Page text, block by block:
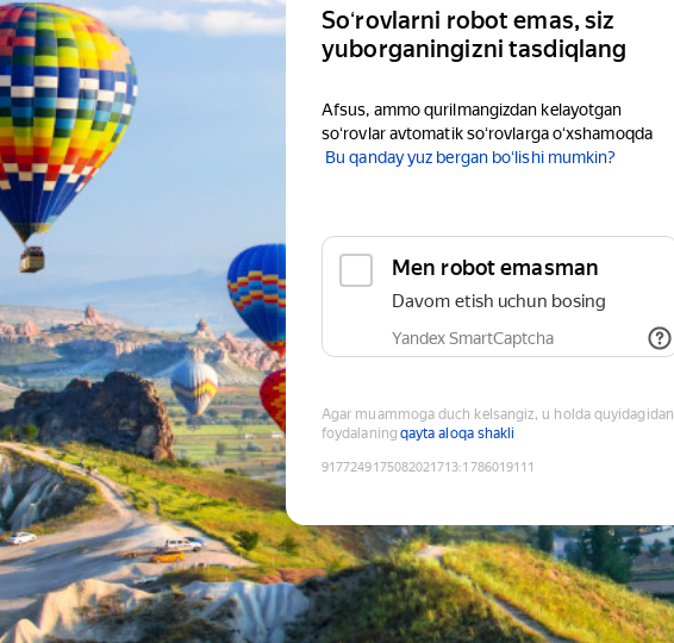
Soʻrovlarni robot emas, siz
yuborganingizni tasdiqlang
Afsus, ammo qurilmangizdan kelayotgan
soʻrovlar avtomatik soʻrovlarga oʻxshamoqda
Bu qanday yuz bergan boʻlishi mumkin?
Men robot emasman
Davom etish uchun bosing
Yandex SmartCaptcha
Agar muammoga duch kelsangiz, u holda quyidagidan
foydalaning qayta aloqa shakli
9177249175082021713:1786019111